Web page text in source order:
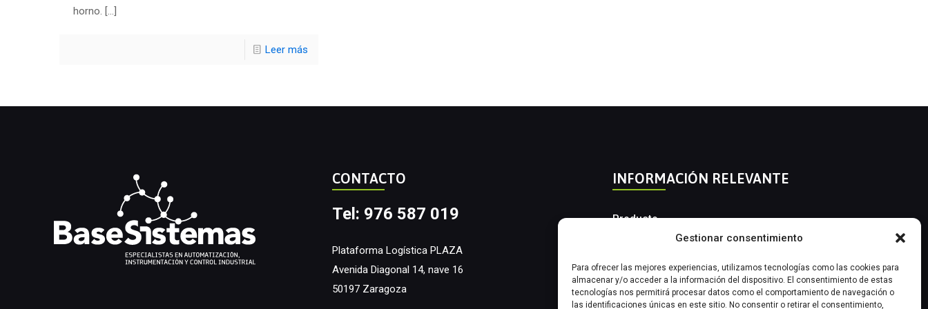
Gestionar consentimiento
Para ofrecer las mejores experiencias, utilizamos tecnologías como las cookies para
almacenar y/o acceder a la información del dispositivo. El consentimiento de estas
tecnologías nos permitirá procesar datos como el comportamiento de navegación o
las identificaciones únicas en este sitio. No consentir o retirar el consentimiento,
horno. […]
Leer más
CONTACTO
Tel: 976 587 019
Plataforma Logística PLAZA
Avenida Diagonal 14, nave 16
50197 Zaragoza
INFORMACIÓN RELEVANTE
Producto
Instrumentación Industrial